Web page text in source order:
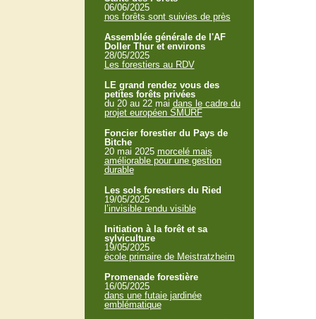
06/06/2025
nos forêts sont suivies de près
Assemblée générale de l'AF
Doller Thur et environs
28/05/2025
Les forestiers au RDV
LE grand rendez vous des
petites forêts privées
du 20 au 22 mai dans le cadre du
projet européen SMURF
Foncier forestier du Pays de
Bitche
20 mai 2025 morcelé mais
améliorable pour une gestion
durable
Les sols forestiers du Ried
19/05/2025
l’invisible rendu visible
Initiation à la forêt et sa
sylviculture
19/05/2025
école primaire de Meistratzheim
Promenade forestière
16/05/2025
dans une futaie jardinée
emblématique